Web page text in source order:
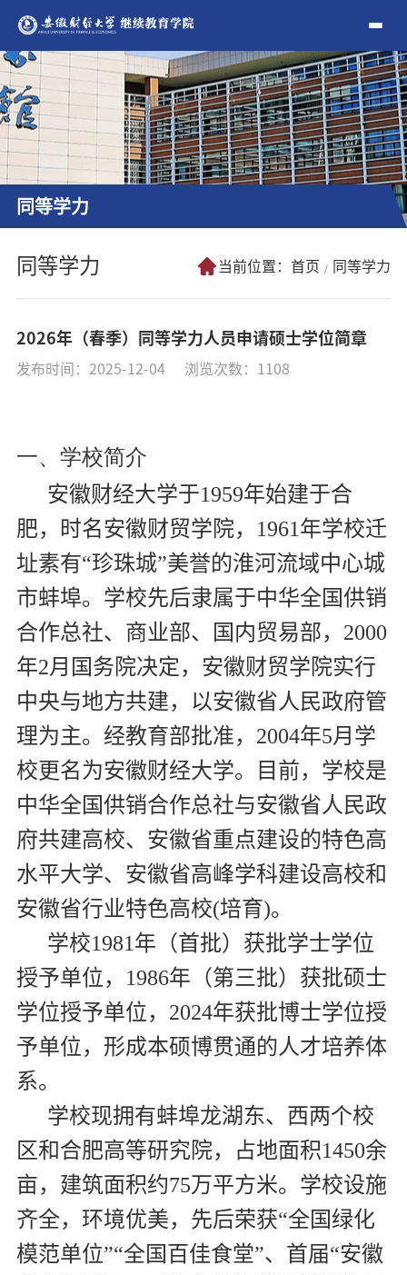
同等学力
同等学力 当前位置： 首页 同等学力
2026年（春季）同等学力人员申请硕士学位简章
发布时间：2025-12-04 浏览次数： 1108
一、学校简介
安徽财经大学于1959年始建于合
肥，时名安徽财贸学院， 1961年学校迁
址素有“珍珠城”美誉的淮河流域中心城
市蚌埠。学校先后隶属于中华全国供销
合作总社、商业部、国内贸易部， 2000
年2月国务院决定，安徽财贸学院实行
中央与地方共建，以安徽省人民政府管
理为主。经教育部批准， 2004年5月学
校更名为安徽财经大学。目前，学校是
中华全国供销合作总社与安徽省人民政
府共建高校、安徽省重点建设的特色高
水平大学、安徽省高峰学科建设高校和
安徽省行业特色高校(培育)。
学校1981年（首批）获批学士学位
授予单位， 1986年（第三批）获批硕士
学位授予单位， 2024年获批博士学位授
予单位，形成本硕博贯通的人才培养体
系。
学校现拥有蚌埠龙湖东、西两个校
区和合肥高等研究院，占地面积1450余
亩，建筑面积约75万平方米。学校设施
齐全，环境优美，先后荣获“全国绿化
模范单位”“全国百佳食堂”、首届“安徽